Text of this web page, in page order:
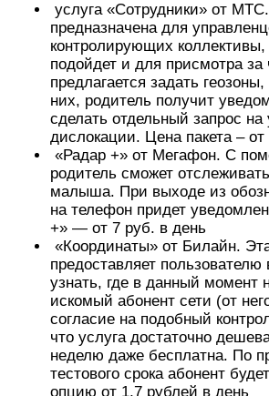
услуга «Сотрудники» от
предназначена для
контролирующих коллективы,
подойдет и для присмотра
предлагается задать
них, родитель получит
сделать отдельный запрос на
дислокации. Цена пакета –
«Радар +» от Мегафон. С
родитель сможет
малыша. При выходе из
на телефон придет
+» — от 7 руб. в день
«Координаты» от Билайн.
предоставляет пользователю
узнать, где в данный момент
искомый абонент сети (от
согласие на подобный
что услуга достаточно
неделю даже бесплатна. По
тестового срока абонент
опцию от 1,7 рублей в день